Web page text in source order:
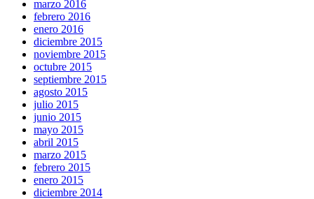
marzo 2016
febrero 2016
enero 2016
diciembre 2015
noviembre 2015
octubre 2015
septiembre 2015
agosto 2015
julio 2015
junio 2015
mayo 2015
abril 2015
marzo 2015
febrero 2015
enero 2015
diciembre 2014